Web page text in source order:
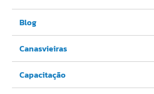
Blog
Canasvieiras
Capacitação